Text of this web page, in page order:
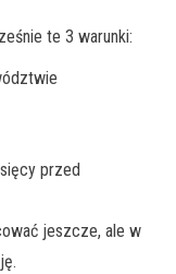
te 3 warunki:
przed
jeszcze, ale w